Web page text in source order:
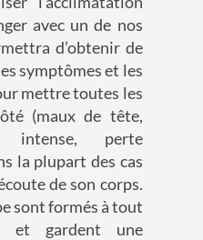
avec un de nos
d’obtenir de
symptômes et les
mettre toutes les
(maux de tête,
intense, perte
la plupart des cas
de son corps.
sont formés à tout
et gardent une